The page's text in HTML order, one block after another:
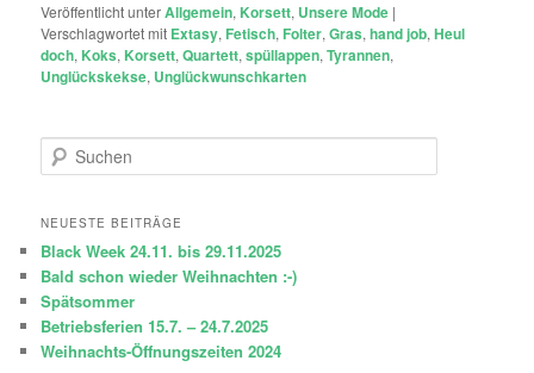
Veröffentlicht unterAllgemein, Korsett, Unsere Mode |
Verschlagwortet mit Extasy, Fetisch, Folter,Gras,hand job,Heul
doch, Koks, Korsett,Quartett,spüllappen,Tyrannen,
Unglückskekse, Unglückwunschkarten
u
h
n
NEUESTE BEITRÄGE
Black Week 24.11. bis 29.11.2025
Bald schon wieder Weihnachten :-)
Spätsommer
Betriebsferien 15.7. – 24.7.2025
Weihnachts-Öffnungszeiten 2024